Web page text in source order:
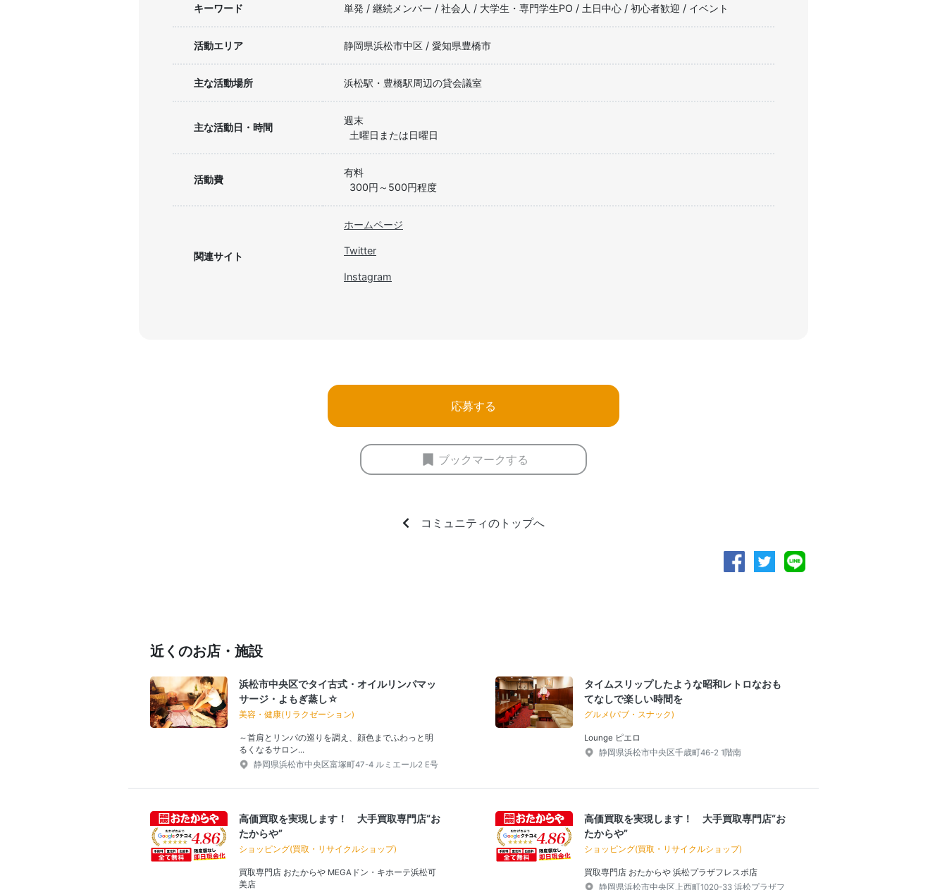
キーワード 単発 / 継続メンバー / 社会人 / 大学生・専門学生PO / 土日中心 / 初心者歓迎 / イベント
活動エリア 静岡県浜松市中区 / 愛知県豊橋市
主な活動場所 浜松駅・豊橋駅周辺の貸会議室
主な活動日・時間
週末
土曜日または日曜日
活動費
有料
300円～500円程度
関連サイト
ホームページ
Twitter
Instagram
応募する
ブックマークする
コミュニティのトップへ
近くのお店・施設
浜松市中央区でタイ古式・オイルリンパマッ
サージ・よもぎ蒸し☆
美容・健康(リラクゼーション)
～首肩とリンパの巡りを調え、顔色までふわっと明
るくなるサロン...
静岡県浜松市中央区富塚町47-4 ルミエール2 E号
タイムスリップしたような昭和レトロなおも
てなしで楽しい時間を
グルメ(パブ・スナック)
Lounge ピエロ
静岡県浜松市中央区千歳町46-2 1階南
高価買取を実現します！ 大手買取専門店“お
たからや”
ショッピング(買取・リサイクルショップ)
買取専門店 おたからや MEGAドン・キホーテ浜松可
美店
高価買取を実現します！ 大手買取専門店“お
たからや”
ショッピング(買取・リサイクルショップ)
買取専門店 おたからや 浜松プラザフレスポ店
静岡県浜松市中央区上西町1020-33 浜松プラザフ